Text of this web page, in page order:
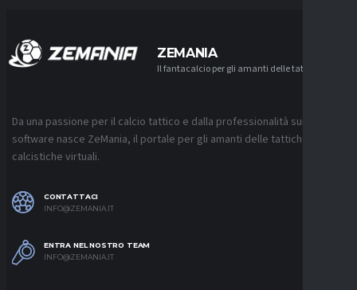
ZEMANIA
Il fantacalcio per gli amanti delle tattiche
Da una passione per il calcio tattico e dalla professionalità sui
software nasce ZeMania, il portale per gli amanti delle tattiche
calcistiche virtuali.
CONTATTACI
INFO@ZEMANIA.IT
ENTRA NEL NOSTRO TEAM
INFO@ZEMANIA.IT